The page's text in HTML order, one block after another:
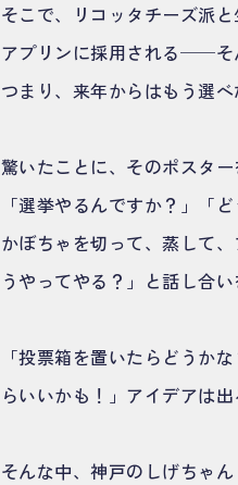
そこで、リコッタチーズ派
アプリンに採用される──そ
つまり、来年からはもう選
驚いたことに、そのポスタ
「選挙やるんですか？」「
かぼちゃを切って、蒸して
うやってやる？」と話し合い
「投票箱を置いたらどうか
らいいかも！」アイデアは
そんな中、神戸のしげちゃ